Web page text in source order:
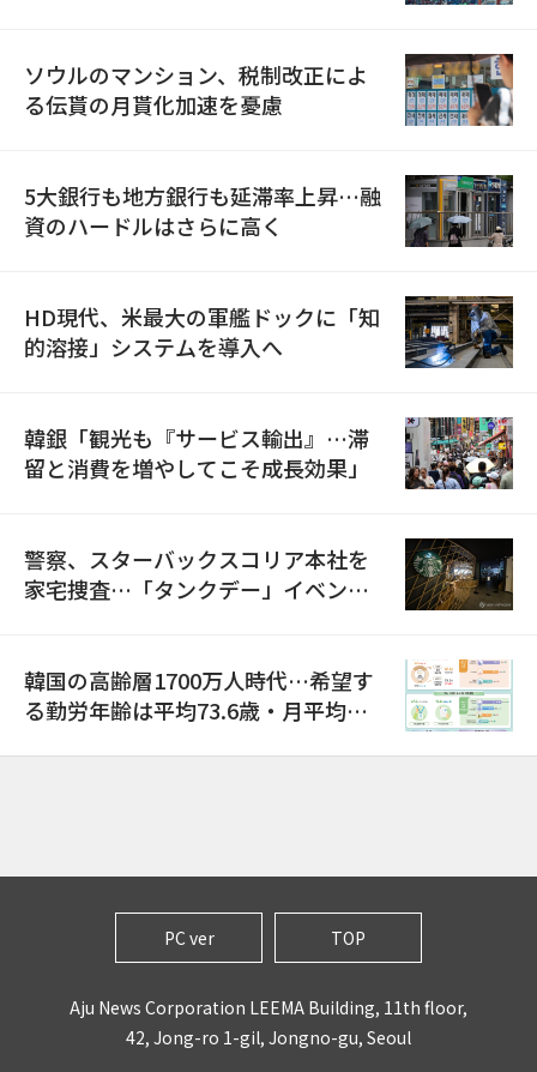
ソウルのマンション、税制改正によ
る伝貰の月貰化加速を憂慮
5大銀行も地方銀行も延滞率上昇…融
資のハードルはさらに高く
HD現代、米最大の軍艦ドックに「知
的溶接」システムを導入へ
韓銀「観光も『サービス輸出』…滞
留と消費を増やしてこそ成長効果」
警察、スターバックスコリア本社を
家宅捜査…「タンクデー」イベント
韓国の高齢層1700万人時代…希望す
る勤労年齢は平均73.6歳・月平均賃
PC ver TOP
Aju News Corporation LEEMA Building, 11th floor,
42, Jong-ro 1-gil, Jongno-gu, Seoul